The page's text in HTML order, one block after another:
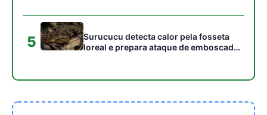
5
Surucucu detecta calor pela fosseta
loreal e prepara ataque de emboscada